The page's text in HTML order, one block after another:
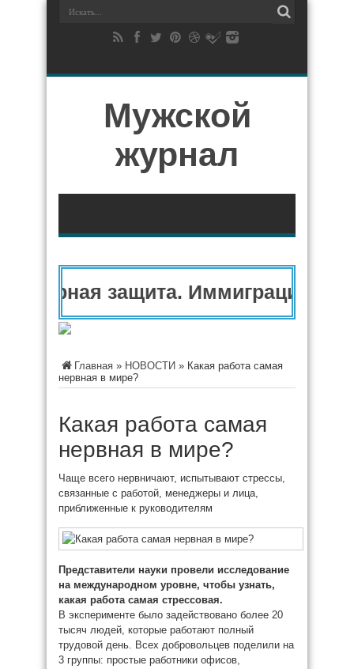
Мужской
журнал
защита. Иммиграционный
Главная » НОВОСТИ » Какая работа самая
нервная в мире?
Какая работа самая
нервная в мире?
Чаще всего нервничают, испытывают стрессы,
связанные с работой, менеджеры и лица,
приближенные к руководителям
Представители науки провели исследование
на международном уровне, чтобы узнать,
какая работа самая стрессовая.
В эксперименте было задействовано более 20
тысяч людей, которые работают полный
трудовой день. Всех добровольцев поделили на
3 группы: простые работники офисов,